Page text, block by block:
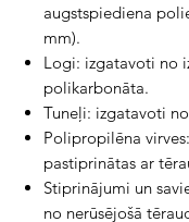
augstspiediena
mm).
Logi: izgatavoti no
polikarbonāta.
Tuneļi: izgatavoti
Polipropilēna
pastiprinātas ar
Stiprinājumi un
no nerūsējošā